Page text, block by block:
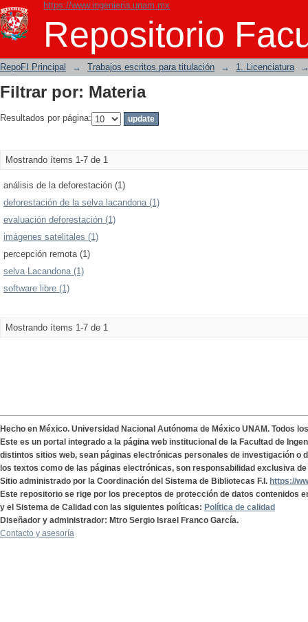
https://www.ingenieria.unam.mx
Repositorio
Filtrar por: Materia
RepoFI Principal → Trabajos escritos para titulación → 1. Licenciatura
Filtrar por: Materia
Resultados por página:
Mostrando ítems 1-7 de 1
análisis de la deforestación (1)
deforestación de la selva lacandona (1)
evaluación deforestación (1)
imágenes satelitales (1)
percepción remota (1)
selva Lacandona (1)
software libre (1)
Mostrando ítems 1-7 de 1
Hecho en México. Universidad Nacional Autónoma de México UNAM. Todos
Este es un portal integrado a la página web institucional de la Facultad de
distintos sitios web, sean páginas electrónicas personales de investigación o
los textos como de las páginas electrónicas, son responsabilidad exclusiva
Sitio administrado por la Coordinación del Sistema de Bibliotecas F.I. https://
Este repositorio se rige por los preceptos de protección de datos contenidos
y el Sistema de Calidad con las siguientes políticas: Política de calidad
Diseñador y administrador: Mtro Sergio Israel Franco García.
Contacto y asesoría